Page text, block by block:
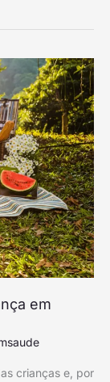
em
crianças e, por